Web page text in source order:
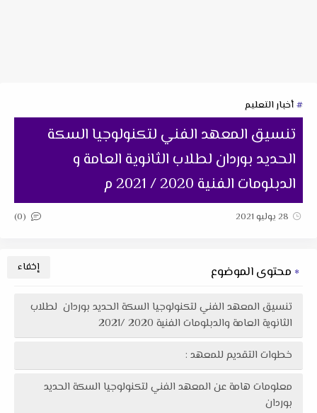
أخبار التعليم
تنسيق المعهد الفني لتكنولوجيا السكة
الحديد بوردان لطلاب الثانوية العامة و
الدبلومات الفنية 2020 / 2021 م
28 يوليو 2021 (0)
محتوى الموضوع
تنسيق المعهد الفني لتكنولوجيا السكة الحديد بوردان لطلاب
الثانوية العامة والدبلومات الفنية 2020 /2021
خطوات التقديم للمعهد :
معلومات هامة عن المعهد الفني لتكنولوجيا السكة الحديد
بوردان